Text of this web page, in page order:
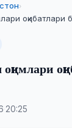
›
оқибатлари
20:25